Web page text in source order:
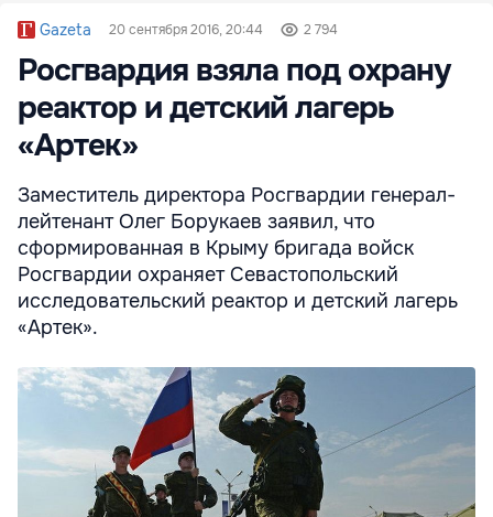
Gazeta 20 сентября 2016, 20:44 2 794
Росгвардия взяла под охрану
реактор и детский лагерь
«Артек»
Заместитель директора Росгвардии генерал-
лейтенант Олег Борукаев заявил, что
сформированная в Крыму бригада войск
Росгвардии охраняет Севастопольский
исследовательский реактор и детский лагерь
«Артек».